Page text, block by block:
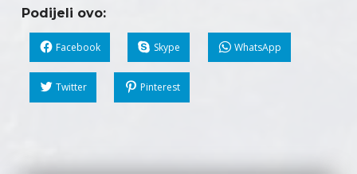
Podijeli ovo:
Facebook Skype WhatsApp
Twitter Pinterest